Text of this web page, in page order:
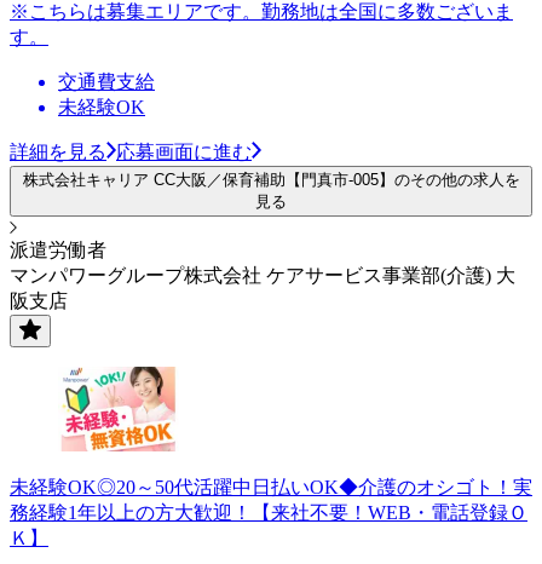
※こちらは募集エリアです。勤務地は全国に多数ございま
す。
交通費支給
未経験OK
詳細を見る 応募画面に進む
株式会社キャリア CC大阪／保育補助【門真市-005】のその他の求人を
見る
派遣労働者
マンパワーグループ株式会社 ケアサービス事業部(介護) 大
阪支店
未経験OK◎20～50代活躍中日払いOK◆介護のオシゴト！実
務経験1年以上の方大歓迎！【来社不要！WEB・電話登録Ｏ
Ｋ】